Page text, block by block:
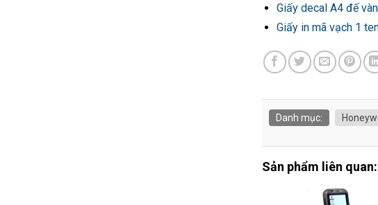
Giấy decal A4 đế
Giấy in mã vạch 1
Danh mục:
Sản phẩm liên quan: